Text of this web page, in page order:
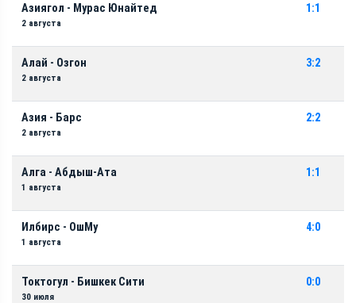
Азиягол - Мурас Юнайтед
2 августа
1:1
Алай - Озгон
2 августа
3:2
Азия - Барс
2 августа
2:2
Алга - Абдыш-Ата
1 августа
1:1
Илбирс - ОшМу
1 августа
4:0
Токтогул - Бишкек Сити
30 июля
0:0